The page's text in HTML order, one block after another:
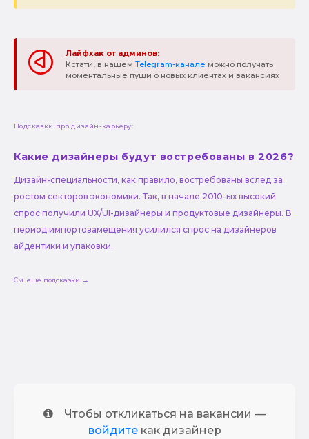
Лайфхак от админов:
Кстати, в нашем Telegram-канале можно получать
моментальные пуши о новых клиентах и вакансиях
Подсказки про дизайн-карьеру:
Какие дизайнеры будут востребованы в 2026?
Дизайн-специальности, как правило, востребованы вслед за
ростом секторов экономики. Так, в начале 2010-ых высокий
спрос получили UX/UI-дизайнеры и продуктовые дизайнеры. В
период импортозамещения усилился спрос на дизайнеров
айдентики и упаковки.
См. еще подсказки →
Чтобы откликаться на вакансии —
войдитекак дизайнер